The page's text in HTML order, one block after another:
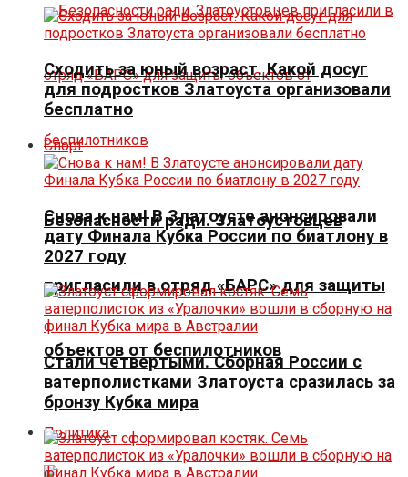
Безопасности ради. Златоустовцев
пригласили в отряд «БАРС» для защиты
объектов от беспилотников
Политика
Сходить за юный возраст. Какой досуг
для подростков Златоуста организовали
бесплатно
Спорт
Снова к нам! В Златоусте анонсировали
дату Финала Кубка России по биатлону в
2027 году
Стали четвертыми. Сборная России с
ватерполистками Златоуста сразилась за
бронзу Кубка мира